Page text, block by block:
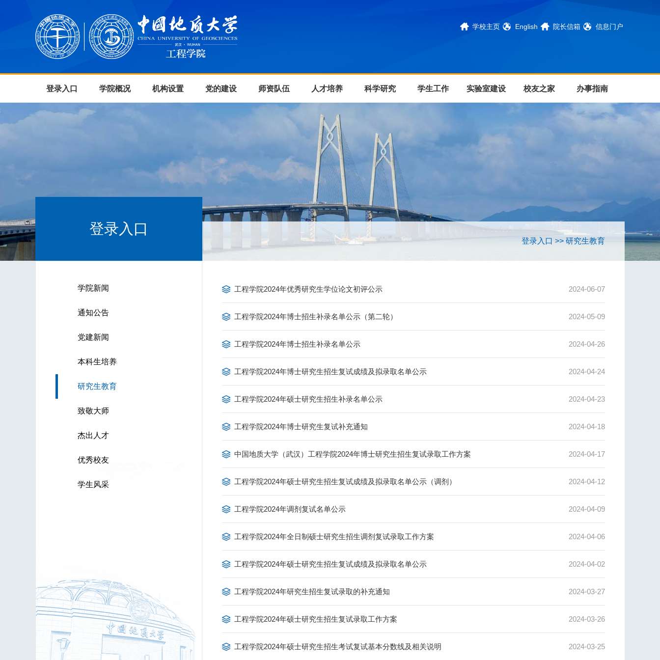
学校主页 English 院长信箱 信息门户
登录入口 学院概况 机构设置 党的建设 师资队伍 人才培养 科学研究 学生工作 实验室建设 校友之家 办事指南
登录入口
学院新闻
通知公告
党建新闻
本科生培养
研究生教育
致敬大师
杰出人才
优秀校友
学生风采
登录入口 >> 研究生教育
工程学院2024年优秀研究生学位论文初评公示 2024-06-07
工程学院2024年博士招生补录名单公示（第二轮） 2024-05-09
工程学院2024年博士招生补录名单公示 2024-04-26
工程学院2024年博士研究生招生复试成绩及拟录取名单公示 2024-04-24
工程学院2024年硕士研究生招生补录名单公示 2024-04-23
工程学院2024年博士研究生复试补充通知 2024-04-18
中国地质大学（武汉）工程学院2024年博士研究生招生复试录取工作方案 2024-04-17
工程学院2024年硕士研究生招生复试成绩及拟录取名单公示（调剂） 2024-04-12
工程学院2024年调剂复试名单公示 2024-04-09
工程学院2024年全日制硕士研究生招生调剂复试录取工作方案 2024-04-06
工程学院2024年硕士研究生招生复试成绩及拟录取名单公示 2024-04-02
工程学院2024年研究生招生复试录取的补充通知 2024-03-27
工程学院2024年硕士研究生招生复试录取工作方案 2024-03-26
工程学院2024年硕士研究生招生考试复试基本分数线及相关说明 2024-03-25